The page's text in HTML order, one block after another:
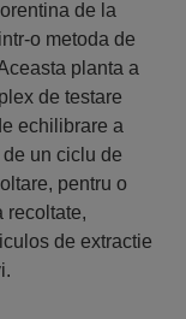
de la
o metoda de
planta a
de testare
echilibrare a
un ciclu de
pentru o
recoltate,
de extractie